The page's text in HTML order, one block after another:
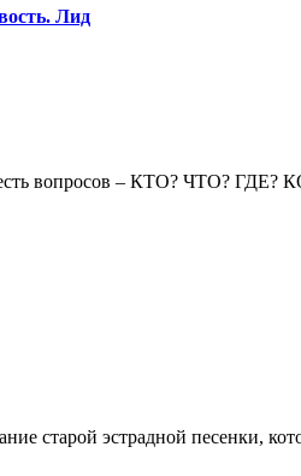
Лид
вопросов – КТО? ЧТО?
старой эстрадной песенки,